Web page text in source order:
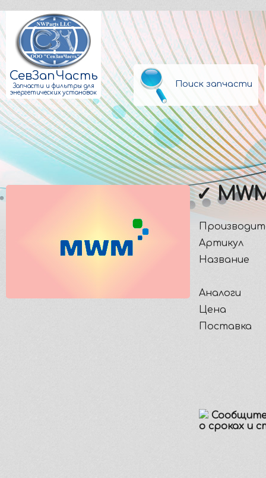
СевЗапЧасть
Запчасти и фильтры для
энергетических установок
Поиск запчасти
✓
Артикул
Название
Аналоги
Цена
Поставка
о сроках и